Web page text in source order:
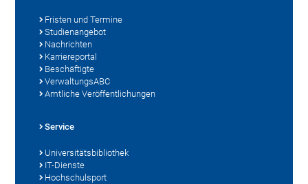
Fristen und Termine
Studienangebot
Nachrichten
Karriereportal
Beschäftigte
VerwaltungsABC
Amtliche Veröffentlichungen
Service
Universitätsbibliothek
IT-Dienste
Hochschulsport